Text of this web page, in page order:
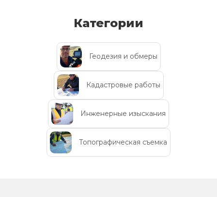
Категории
Геодезия и обмеры
Кадастровые работы
Инженерные изыскания
Топографическая съемка